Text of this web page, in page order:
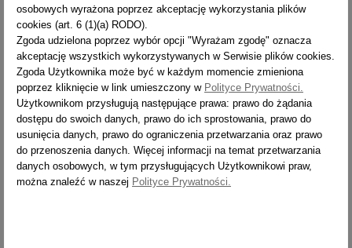
2022-03-09
ryspar
Towar zgodny z opisem i oczekiwaniami. Polecam,
wszystko szybko i profesjonalnie
5 / 5
osobowych wyrażona poprzez akceptację wykorzystania plików
cookies (art. 6 (1)(a) RODO).
Zgoda udzielona poprzez wybór opcji "Wyrażam zgodę" oznacza
akceptację wszystkich wykorzystywanych w Serwisie plików cookies.
Zgoda Użytkownika może być w każdym momencie zmieniona
poprzez kliknięcie w link umieszczony w Polityce Prywatności.
Użytkownikom przysługują następujące prawa: prawo do żądania
dostępu do swoich danych, prawo do ich sprostowania, prawo do
usunięcia danych, prawo do ograniczenia przetwarzania oraz prawo
do przenoszenia danych. Więcej informacji na temat przetwarzania
danych osobowych, w tym przysługujących Użytkownikowi praw,
można znaleźć w naszej Polityce Prywatności.